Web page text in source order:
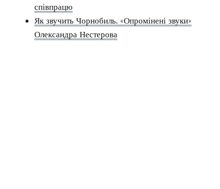
співпрацю
Як звучить Чорнобиль. «Опромінені звуки»
Олександра Нестерова